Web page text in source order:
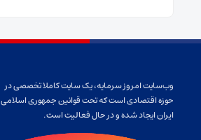
وب‌سایت امروز سرمایه، یک سایت کاملا تخصصی در
حوزه اقتصادی است که تحت قوانین جمهوری اسلامی
ایران ایجاد شده و در حال فعالیت است.